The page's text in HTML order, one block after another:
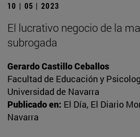
10 | 05 | 2023
El lucrativo negocio de la
subrogada
Gerardo Castillo Ceballos
Facultad de Educación y
Universidad de Navarra
Publicado en: El Día, El Diario
Navarra